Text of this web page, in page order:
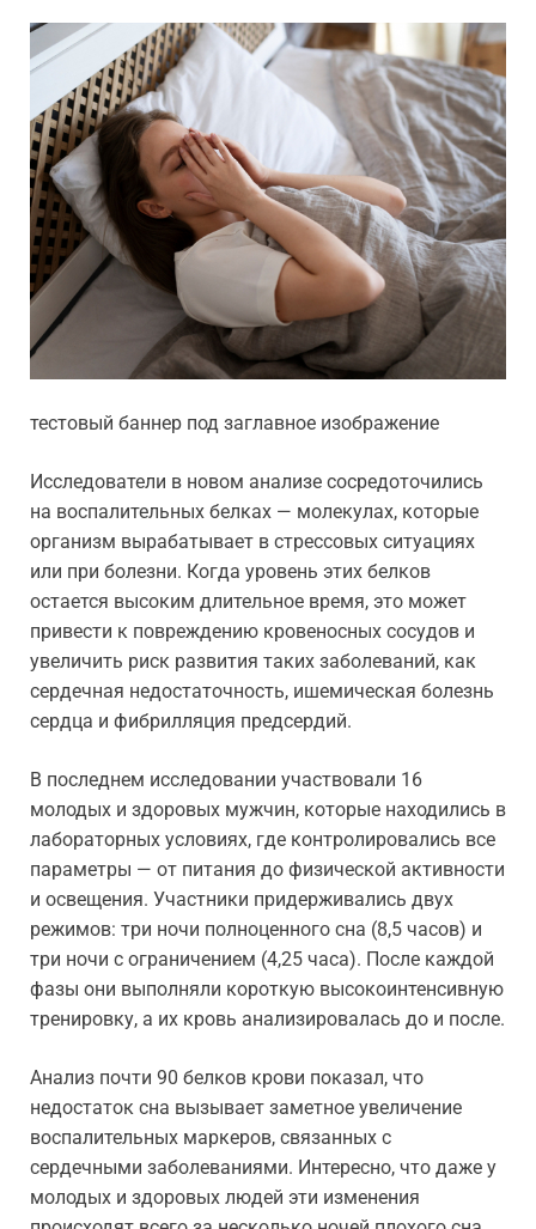
тестовый баннер под заглавное изображение
Исследователи в новом анализе сосредоточились
на воспалительных белках — молекулах, которые
организм вырабатывает в стрессовых ситуациях
или при болезни. Когда уровень этих белков
остается высоким длительное время, это может
привести к повреждению кровеносных сосудов и
увеличить риск развития таких заболеваний, как
сердечная недостаточность, ишемическая болезнь
сердца и фибрилляция предсердий.
В последнем исследовании участвовали 16
молодых и здоровых мужчин, которые находились в
лабораторных условиях, где контролировались все
параметры — от питания до физической активности
и освещения. Участники придерживались двух
режимов: три ночи полноценного сна (8,5 часов) и
три ночи с ограничением (4,25 часа). После каждой
фазы они выполняли короткую высокоинтенсивную
тренировку, а их кровь анализировалась до и после.
Анализ почти 90 белков крови показал, что
недостаток сна вызывает заметное увеличение
воспалительных маркеров, связанных с
сердечными заболеваниями. Интересно, что даже у
молодых и здоровых людей эти изменения